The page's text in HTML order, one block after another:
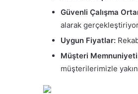
Güvenli Çalışma
alarak
Uygun Fiyatlar:
Müşteri
müşterilerimizle